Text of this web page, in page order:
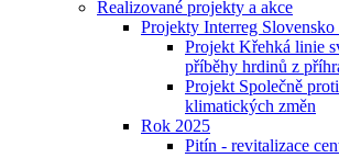
Realizované projekty a akce
Projekty Interreg Slovensko
Projekt Křehká linie
příběhy hrdinů z
Projekt Společně
klimatických změn
Rok 2025
Pitín - revitalizace